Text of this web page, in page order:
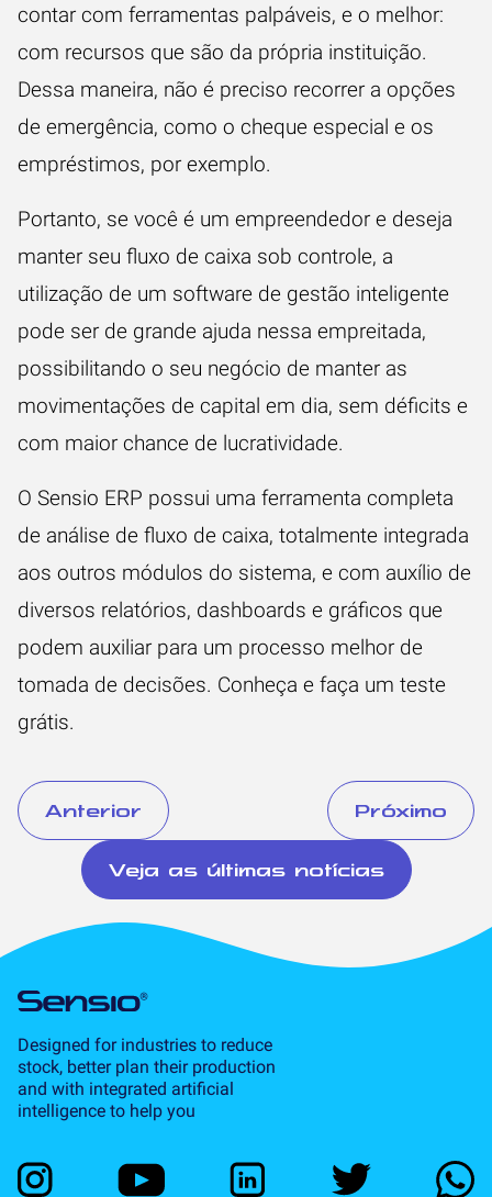
contar com ferramentas palpáveis, e o melhor:
com recursos que são da própria instituição.
Dessa maneira, não é preciso recorrer a opções
de emergência, como o cheque especial e os
empréstimos, por exemplo.
Portanto, se você é um empreendedor e deseja
manter seu fluxo de caixa sob controle, a
utilização de um software de gestão inteligente
pode ser de grande ajuda nessa empreitada,
possibilitando o seu negócio de manter as
movimentações de capital em dia, sem déficits e
com maior chance de lucratividade.
O Sensio ERP possui uma ferramenta completa
de análise de fluxo de caixa, totalmente integrada
aos outros módulos do sistema, e com auxílio de
diversos relatórios, dashboards e gráficos que
podem auxiliar para um processo melhor de
tomada de decisões. Conheça e faça um teste
grátis.
Anterior Próximo
Veja as últimas notícias
Designed for industries to reduce
stock, better plan their production
and with integrated artificial
intelligence to help you